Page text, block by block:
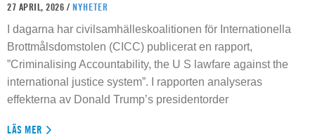
27 APRIL, 2026 / NYHETER
I dagarna har civilsamhälleskoalitionen för Internationella
Brottmålsdomstolen (CICC) publicerat en rapport,
”Criminalising Accountability, the U S lawfare against the
international justice system”. I rapporten analyseras
effekterna av Donald Trump’s presidentorder
LÄS MER